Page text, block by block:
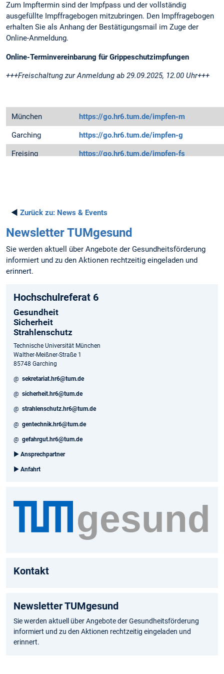
Zum Impftermin sind der Impfpass und der vollständig
ausgefüllte Impffragebogen mitzubringen. Den Impffragebogen
erhalten Sie als Anhang der Bestätigungsmail im Zuge der
Online-Anmeldung.
Online-Terminvereinbarung für Grippeschutzimpfungen
+++Freischaltung zur Anmeldung ab 29.09.2025, 12.00 Uhr+++
München https://go.hr6.tum.de/impfen-m
Garching https://go.hr6.tum.de/impfen-g
Freising https://go.hr6.tum.de/impfen-fs
◄ Zurück zu: News & Events
Newsletter TUMgesund
Sie werden aktuell über Angebote der Gesundheitsförderung
informiert und zu den Aktionen rechtzeitig eingeladen und
erinnert.
Hochschulreferat 6
Gesundheit
Sicherheit
Strahlenschutz
Technische Universität München
Walther-Meißner-Straße 1
85748 Garching
@ sekretariat.hr6@tum.de
@ sicherheit.hr6@tum.de
@ strahlenschutz.hr6@tum.de
@ gentechnik.hr6@tum.de
@ gefahrgut.hr6@tum.de
► Ansprechpartner
► Anfahrt
Kontakt
Newsletter TUMgesund
Sie werden aktuell über Angebote der Gesundheitsförderung
informiert und zu den Aktionen rechtzeitig eingeladen und
erinnert.